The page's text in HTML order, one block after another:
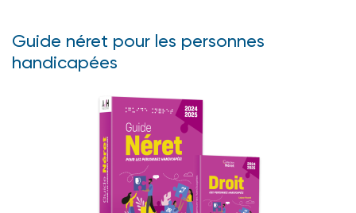
Guide néret pour les personnes
handicapées